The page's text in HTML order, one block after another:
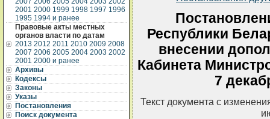
2001 2000 1999 1998 1997 1996
1995 1994 и ранее
Правовые акты местных
органов власти по датам
2013 2012 2011 2010 2009 2008
2007 2006 2005 2004 2003 2002
2001 2000 и ранее
Архивы
Кодексы
Законы
Указы
Постановления
Поиск документа
Республики
внесении
Кабинета
7
Текст документа с